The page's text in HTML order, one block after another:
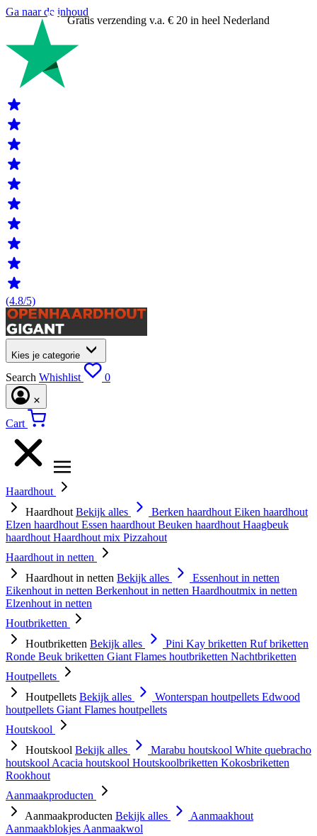
Ga naar de inhoud
Gratis verzending v.a. € 20 in heel Nederland
(4.8/5)
Kies je categorie
Search Whishlist 0
Cart
Haardhout
Haardhout Bekijk alles Berken haardhout Eiken haardhout
Elzen haardhout Essen haardhout Beuken haardhout Haagbeuk
haardhout Haardhout mix Pizzahout
Haardhout in netten
Haardhout in netten Bekijk alles
Essenhout in netten
Eikenhout in netten Berkenhout in netten Haardhoutmix in netten
Elzenhout in netten
Houtbriketten
Houtbriketten Bekijk alles Pini Kay briketten Ruf briketten
Ronde Beuk briketten Giant Flames houtbriketten Nachtbriketten
Houtpellets
Houtpellets Bekijk alles Wonterspan houtpellets Edwood
houtpellets Giant Flames houtpellets
Houtskool
Houtskool Bekijk alles Marabu houtskool White quebracho
houtskool Acacia houtskool Houtskoolbriketten Kokosbriketten
Rookhout
Aanmaakproducten
Aanmaakproducten Bekijk alles
Aanmaakhout
Aanmaakblokjes Aanmaakwol